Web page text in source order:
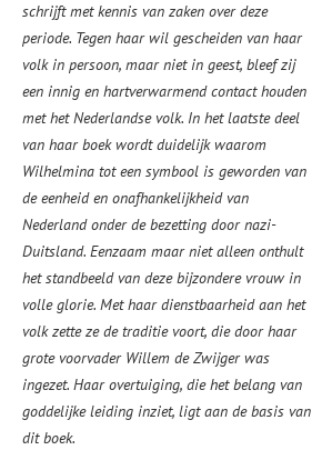
schrijft met kennis van zaken over deze
periode. Tegen haar wil gescheiden van haar
volk in persoon, maar niet in geest, bleef zij
een innig en hartverwarmend contact houden
met het Nederlandse volk. In het laatste deel
van haar boek wordt duidelijk waarom
Wilhelmina tot een symbool is geworden van
de eenheid en onafhankelijkheid van
Nederland onder de bezetting door nazi-
Duitsland. Eenzaam maar niet alleen onthult
het standbeeld van deze bijzondere vrouw in
volle glorie. Met haar dienstbaarheid aan het
volk zette ze de traditie voort, die door haar
grote voorvader Willem de Zwijger was
ingezet. Haar overtuiging, die het belang van
goddelijke leiding inziet, ligt aan de basis van
dit boek.